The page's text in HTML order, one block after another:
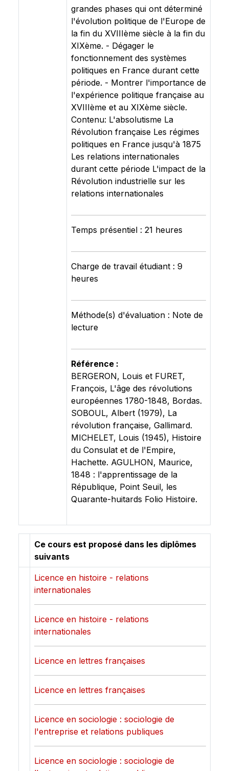
grandes phases qui ont déterminé
l'évolution politique de l'Europe de
la fin du XVIIIème siècle à la fin du
XIXème. - Dégager le
fonctionnement des systèmes
politiques en France durant cette
période. - Montrer l'importance de
l'expérience politique française au
XVIIIème et au XIXème siècle.
Contenu: L'absolutisme La
Révolution française Les régimes
politiques en France jusqu'à 1875
Les relations internationales
durant cette période L'impact de la
Révolution industrielle sur les
relations internationales
Temps présentiel : 21 heures
Charge de travail étudiant : 9
heures
Méthode(s) d'évaluation : Note de
lecture
Référence :
BERGERON, Louis et FURET,
François, L'âge des révolutions
européennes 1780-1848, Bordas.
SOBOUL, Albert (1979), La
révolution française, Gallimard.
MICHELET, Louis (1945), Histoire
du Consulat et de l'Empire,
Hachette. AGULHON, Maurice,
1848 : l'apprentissage de la
République, Point Seuil, les
Quarante-huitards Folio Histoire.
Ce cours est proposé dans les diplômes
suivants
Licence en histoire - relations
internationales
Licence en histoire - relations
internationales
Licence en lettres françaises
Licence en lettres françaises
Licence en sociologie : sociologie de
l'entreprise et relations publiques
Licence en sociologie : sociologie de